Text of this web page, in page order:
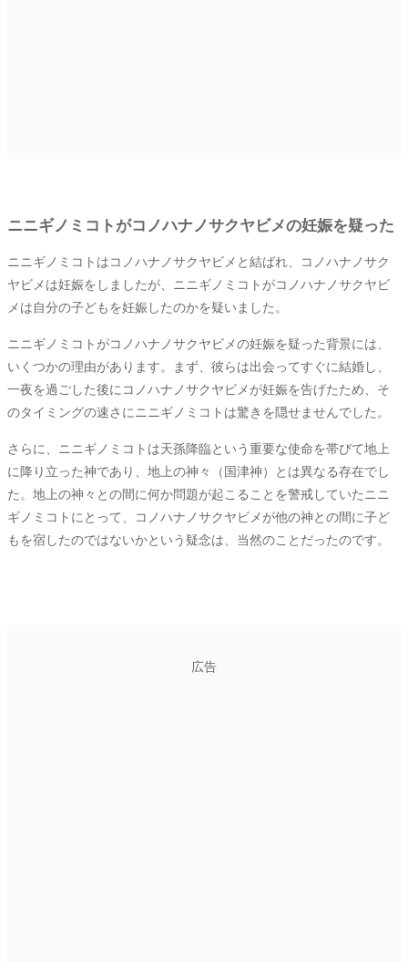
ニニギノミコトがコノハナノサクヤビメの妊娠を疑った
ニニギノミコトはコノハナノサクヤビメと結ばれ、コノハナノサク
ヤビメは妊娠をしましたが、ニニギノミコトがコノハナノサクヤビ
メは自分の子どもを妊娠したのかを疑いました。
ニニギノミコトがコノハナノサクヤビメの妊娠を疑った背景には、
いくつかの理由があります。まず、彼らは出会ってすぐに結婚し、
一夜を過ごした後にコノハナノサクヤビメが妊娠を告げたため、そ
のタイミングの速さにニニギノミコトは驚きを隠せませんでした。
さらに、ニニギノミコトは天孫降臨という重要な使命を帯びて地上
に降り立った神であり、地上の神々（国津神）とは異なる存在でし
た。地上の神々との間に何か問題が起こることを警戒していたニニ
ギノミコトにとって、コノハナノサクヤビメが他の神との間に子ど
もを宿したのではないかという疑念は、当然のことだったのです。
広告